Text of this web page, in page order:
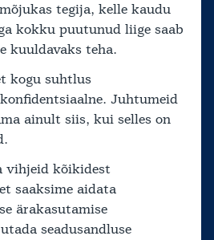
tegija, kelle kaudu
kokku puutunud liige saab
kuuldavaks teha.
kogu suhtlus
Juhtumeid
ainult siis, kui selles on
vihjeid kõikidest
saaksime aidata
ärakasutamise
seadusandluse